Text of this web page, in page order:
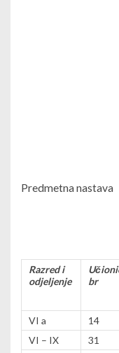
Predmetna nastava
Razred i
odjeljenje
br
VI a
14
VI – IX
31